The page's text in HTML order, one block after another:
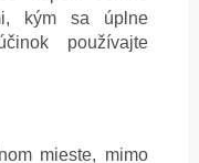
kým sa úplne
používajte
mieste, mimo